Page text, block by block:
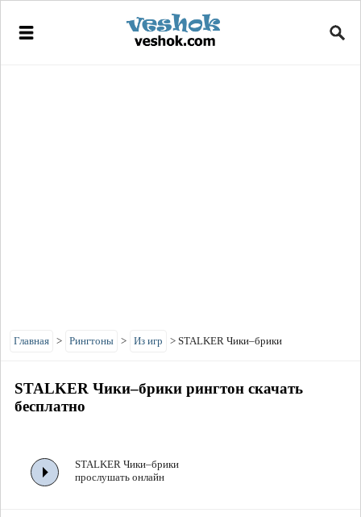
Главная > Рингтоны > Из игр > STALKER Чики–брики
STALKER Чики–брики рингтон скачать
бесплатно
STALKER Чики–брики
прослушать онлайн